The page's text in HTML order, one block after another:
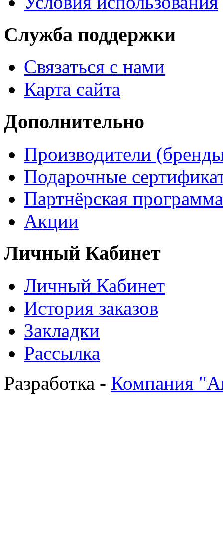
Служба поддержки
Связаться с нами
Карта сайта
Дополнительно
Производители
Подарочные
Партнёрская программа
Акции
Личный Кабинет
Личный Кабинет
История заказов
Закладки
Рассылка
Разработка - Компания